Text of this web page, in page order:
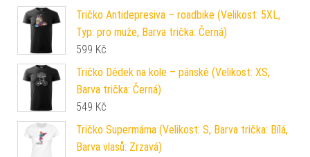
Tričko Antidepresiva – roadbike (Velikost: 5XL,
Typ: pro muže, Barva trička: Černá)
599 Kč
Tričko Dědek na kole – pánské (Velikost: XS,
Barva trička: Černá)
549 Kč
Tričko Supermáma (Velikost: S, Barva trička: Bílá,
Barva vlasů: Zrzavá)